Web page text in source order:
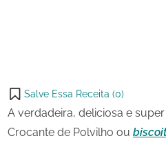
on
X
Salve Essa Receita (0)
A verdadeira, deliciosa e
Crocante de Polvilho ou